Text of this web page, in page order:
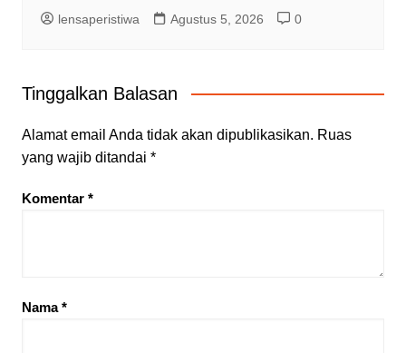
lensaperistiwa Agustus 5, 2026 0
Tinggalkan Balasan
Alamat email Anda tidak akan dipublikasikan. Ruas
yang wajib ditandai *
Komentar *
Nama*